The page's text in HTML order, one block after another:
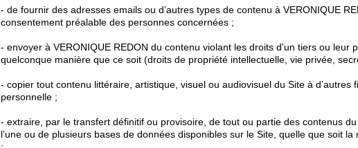
- de fournir des adresses emails ou d’autres types de contenu à VERONIQUE
consentement préalable des personnes concernées ;
- envoyer à VERONIQUE REDON du contenu violant les droits d'un tiers ou leur
quelconque manière que ce soit (droits de propriété intellectuelle, vie privée,
- copier tout contenu littéraire, artistique, visuel ou audiovisuel du Site à d’autres
personnelle ;
- extraire, par le transfert définitif ou provisoire, de tout ou partie des contenus
l’une ou de plusieurs bases de données disponibles sur le Site, quelle que soit la